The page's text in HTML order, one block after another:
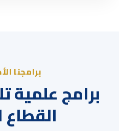
برامجنا
برامج علمية